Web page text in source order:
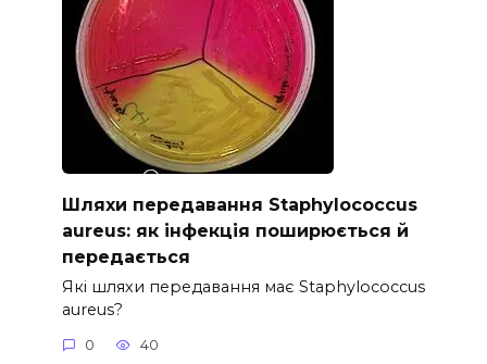
Шляхи передавання Staphylococcus
aureus: як інфекція поширюється й
передається
Які шляхи передавання має Staphylococcus
aureus?
0 40